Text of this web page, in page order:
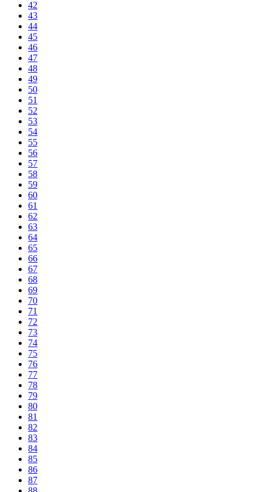
42
43
44
45
46
47
48
49
50
51
52
53
54
55
56
57
58
59
60
61
62
63
64
65
66
67
68
69
70
71
72
73
74
75
76
77
78
79
80
81
82
83
84
85
86
87